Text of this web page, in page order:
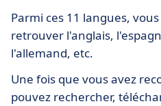
Parmi ces 11 langues,
retrouver l'anglais,
l'allemand, etc.
Une fois que vous avez
pouvez rechercher,